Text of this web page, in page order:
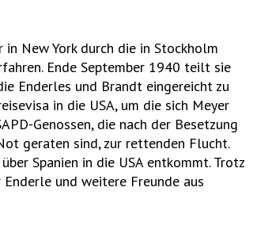
New York durch die in Stockholm
Ende September 1940 teilt sie
Enderles und Brandt eingereicht zu
in die USA, um die sich Meyer
Genossen, die nach der Besetzung
geraten sind, zur rettenden Flucht.
Spanien in die USA entkommt. Trotz
und weitere Freunde aus